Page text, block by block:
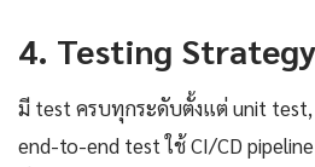
4. Testing Strategy
มี test ครบทุกระดับตั้งแต่ unit
end-to-end test ใช้ CI/CD